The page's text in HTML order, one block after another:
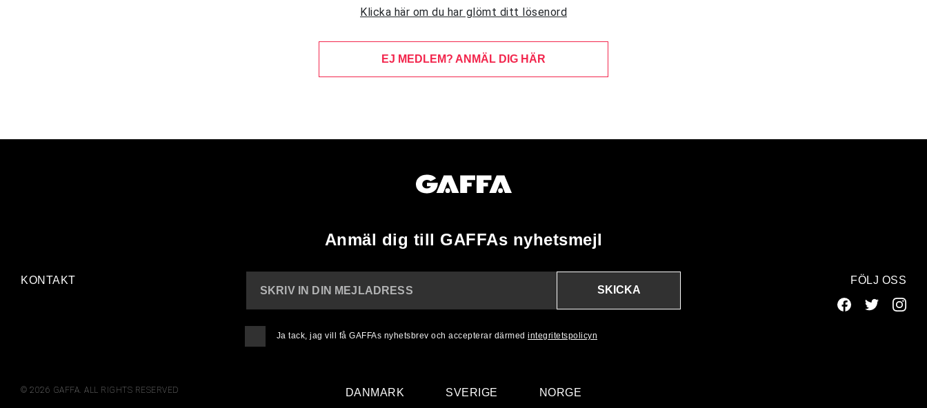
Klicka här om du har glömt ditt lösenord
EJ MEDLEM? ANMÄL DIG HÄR
Anmäl dig till GAFFAs nyhetsmejl
KONTAKT
SKRIV IN DIN MEJLADRESS
SKICKA
Ja tack, jag vill få GAFFAs nyhetsbrev och accepterar därmed integritetspolicyn
FÖLJ OSS
© 2026 GAFFA. ALL RIGHTS RESERVED DANMARK SVERIGE NORGE